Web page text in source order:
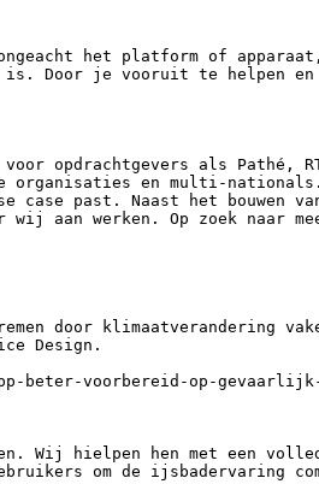
het platform of
is. Door je vooruit te helpen
opdrachtgevers als Pathé,
organisaties en multi-
past. Naast het bouwen
aan werken. Op zoek naar
door klimaatverandering
Design.
beter-voorbereid-op-
Wij hielpen hen met een
om de ijsbadervaring